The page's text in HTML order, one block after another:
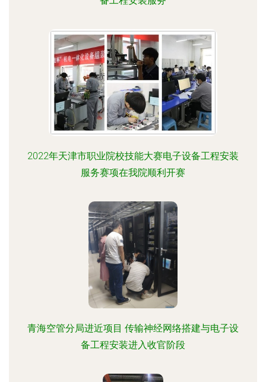
2022年天津市职业院校技能大赛电子设备工程安装
服务赛项在我院顺利开赛
青海空管分局进近项目 传输神经网络搭建与电子设
备工程安装进入收官阶段